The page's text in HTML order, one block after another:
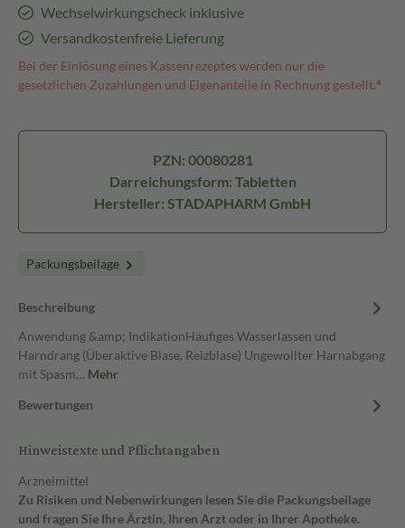
Wechselwirkungscheck inklusive
Versandkostenfreie Lieferung
Bei der Einlösung eines Kassenrezeptes werden nur die
gesetzlichen Zuzahlungen und Eigenanteile in Rechnung gestellt.⁴
PZN: 00080281
Darreichungsform: Tabletten
Hersteller: STADAPHARM GmbH
Packungsbeilage
Beschreibung
Anwendung &amp; IndikationHäufiges Wasserlassen und
Harndrang (Überaktive Blase, Reizblase) Ungewollter Harnabgang
mit Spasm… Mehr
Bewertungen
Hinweistexte und Pflichtangaben
Arzneimittel
Zu Risiken und Nebenwirkungen lesen Sie die Packungsbeilage
und fragen Sie Ihre Ärztin, Ihren Arzt oder in Ihrer Apotheke.